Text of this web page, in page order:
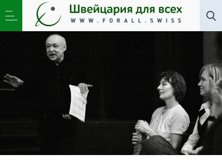
Искусство ,Литклуб,Новости»Свобода как
профессия. Театр Бэно Аксёнова